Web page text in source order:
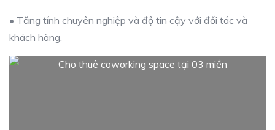
• Tăng tính chuyên nghiệp và độ tin cậy với đối tác và
khách hàng.